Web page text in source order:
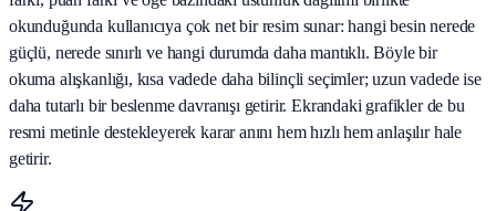
okunduğunda kullanıcıya çok net bir resim sunar: hangi besin nerede
güçlü, nerede sınırlı ve hangi durumda daha mantıklı. Böyle bir
okuma alışkanlığı, kısa vadede daha bilinçli seçimler; uzun vadede ise
daha tutarlı bir beslenme davranışı getirir. Ekrandaki grafikler de bu
resmi metinle destekleyerek karar anını hem hızlı hem anlaşılır hale
getirir.